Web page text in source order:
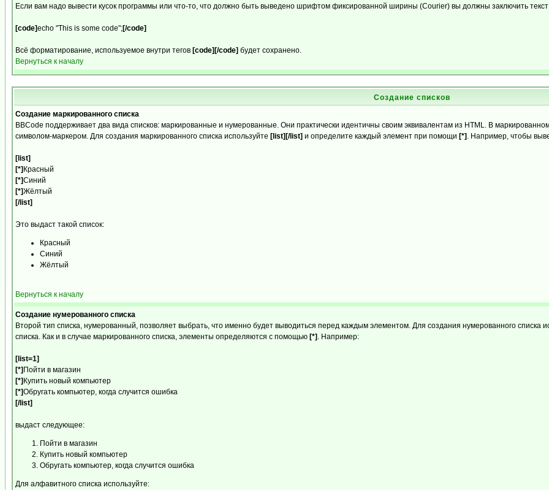
Если вам надо вывести кусок программы или что-то, что должно быть выведено шрифтом фиксированной ширины (Courier) вы должны заключить текст
[code]echo "This is some code";[/code]
Всё форматирование, используемое внутри тегов [code][/code] будет сохранено.
Вернуться к началу
Создание списков
Создание маркированного списка
BBCode поддерживает два вида списков: маркированные и нумерованные. Они практически идентичны своим эквивалентам из HTML. В
символом-маркером. Для создания маркированного списка используйте [list][/list] и определите каждый элемент при помощи [*] . Например, чтобы
[list]
[*] Красный
[*]Синий
[*]Жёлтый
[/list]
Это выдаст такой список:
Красный
Синий
Жёлтый
Вернуться к началу
Создание нумерованного списка
Второй тип списка, нумерованный, позволяет выбрать, что именно будет выводиться перед каждым элементом. Для создания нумерованного списка
списка. Как и в случае маркированного списка, элементы определяются с помощью [*] . Например:
[list=1]
[*] Пойти в магазин
[*] Купить новый компьютер
[*]Обругать компьютер, когда случится ошибка
[/list]
выдаст следующее:
Пойти в магазин
Купить новый компьютер
Обругать компьютер, когда случится ошибка
Для алфавитного списка используйте: